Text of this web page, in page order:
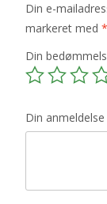
Din e-
markeret med *
Din
Din anmeldelse